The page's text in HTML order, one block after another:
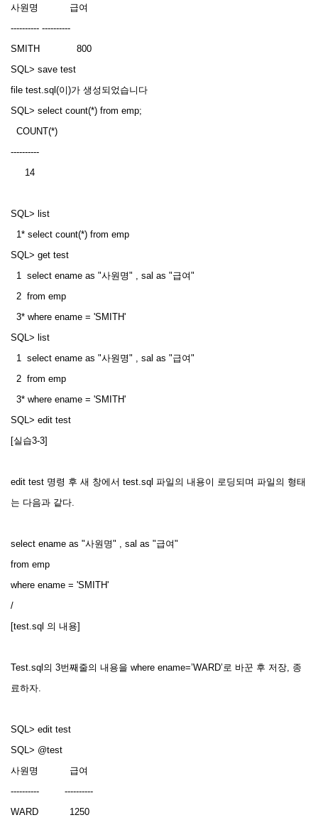
사원명 급여
---------- ----------
SMITH 800
SQL> save test
file test.sql(이)가 생성되었습니다
SQL> select count(*) from emp;
COUNT(*)
----------
14
SQL> list
1* select count(*) from emp
SQL> get test
1 select ename as "사원명" , sal as "급여"
2 from emp
3* where ename = 'SMITH'
SQL> list
1 select ename as "사원명" , sal as "급여"
2 from emp
3* where ename = 'SMITH'
SQL> edit test
[실습3-3]
edit test 명령 후 새 창에서 test.sql 파일의 내용이 로딩되며 파일의 형태
는 다음과 같다.
select ename as "사원명" , sal as "급여"
from emp
where ename = 'SMITH'
/
[test.sql 의 내용]
Test.sql의 3번째줄의 내용을 where ename=’WARD’로 바꾼 후 저장, 종
료하자.
SQL> edit test
SQL> @test
사원명 급여
---------- ----------
WARD 1250